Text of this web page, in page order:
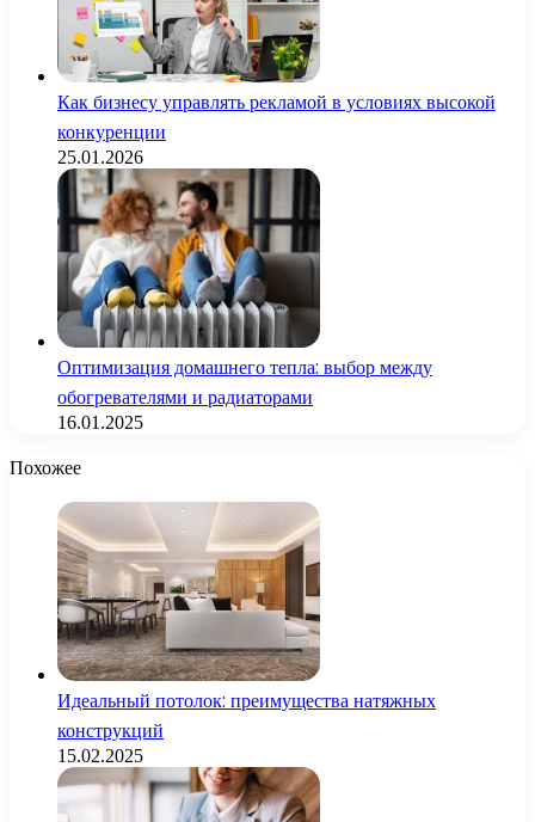
Как бизнесу управлять рекламой в условиях высокой
конкуренции
25.01.2026
Оптимизация домашнего тепла: выбор между
обогревателями и радиаторами
16.01.2025
Похожее
Идеальный потолок: преимущества натяжных
конструкций
15.02.2025